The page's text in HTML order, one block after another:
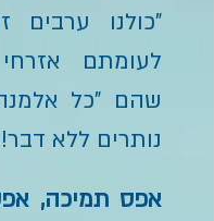
"כולנו ערבים
לעומתם
שהם "כל
נותרים ללא דבר!
אפס תמיכה,